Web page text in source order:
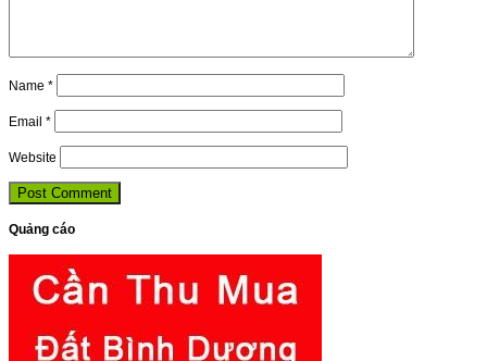
Name *
Email *
Website
Quảng cáo